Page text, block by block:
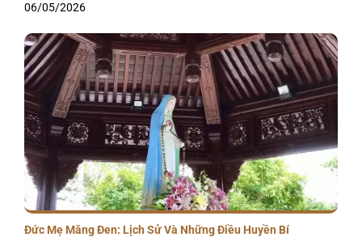
06/05/2026
Đức Mẹ Măng Đen: Lịch Sử Và Những Điều Huyền Bí